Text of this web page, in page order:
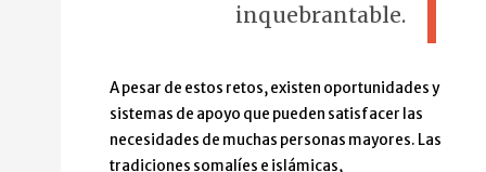
inquebrantable.
A pesar de estos retos, existen oportunidades y
sistemas de apoyo que pueden satisfacer las
necesidades de muchas personas mayores. Las
tradiciones somalíes e islámicas,